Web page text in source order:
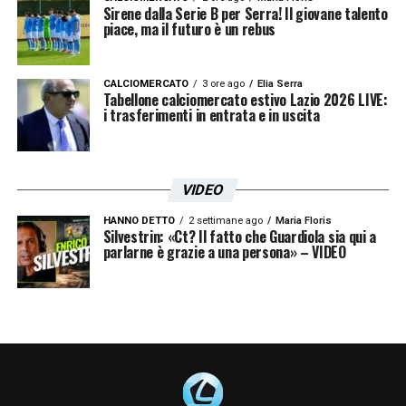
LA PLAYLIST DELLE NOSTRE TOP NEWS
Sirene dalla Serie B per Serra! Il giovane talento
piace, ma il futuro è un rebus
CALCIOMERCATO 3 ore ago Elia Serra
Tabellone calciomercato estivo Lazio 2026 LIVE:
i trasferimenti in entrata e in uscita
VIDEO
HANNO DETTO 2 settimane ago Maria Floris
Silvestrin: «Ct? Il fatto che Guardiola sia qui a
parlarne è grazie a una persona» – VIDEO